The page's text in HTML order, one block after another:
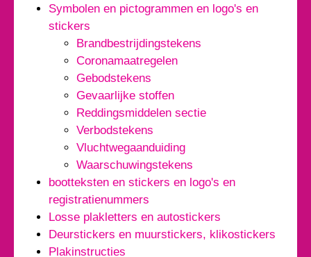
Symbolen en pictogrammen en logo's en
stickers
Brandbestrijdingstekens
Coronamaatregelen
Gebodstekens
Gevaarlijke stoffen
Reddingsmiddelen sectie
Verbodstekens
Vluchtwegaanduiding
Waarschuwingstekens
bootteksten en stickers en logo's en
registratienummers
Losse plakletters en autostickers
Deurstickers en muurstickers, klikostickers
Plakinstructies